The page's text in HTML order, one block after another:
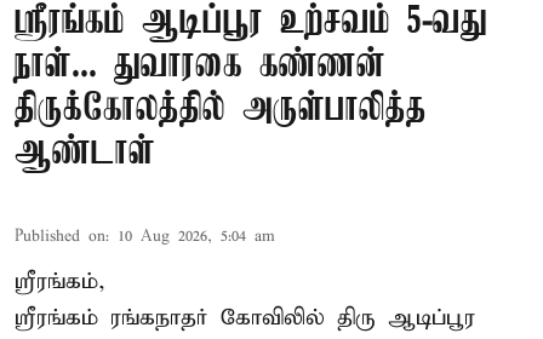
ஸ்ரீரங்கம் ஆடிப்பூர உற்சவம் 5-வது
நாள்... துவாரகை கண்ணன்
திருக்கோலத்தில் அருள்பாலித்த
ஆண்டாள்
Published on: 10 Aug 2026, 5:04 am
ஸ்ரீரங்கம்,
ஸ்ரீரங்கம் ரங்கநாதர் கோவிலில் திரு ஆடிப்பூர